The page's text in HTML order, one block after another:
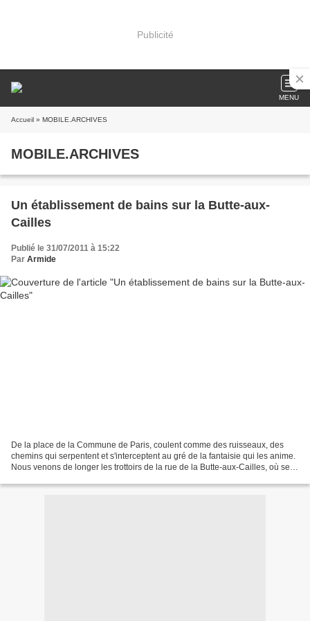
Publicité
MENU
Accueil » MOBILE.ARCHIVES
MOBILE.ARCHIVES
Un établissement de bains sur la Butte-aux-
Cailles
Publié le 31/07/2011 à 15:22
Par Armide
De la place de la Commune de Paris, coulent comme des ruisseaux, des
chemins qui serpentent et s'interceptent au gré de la fantaisie qui les anime.
Nous venons de longer les trottoirs de la rue de la Butte-aux-Cailles, où se